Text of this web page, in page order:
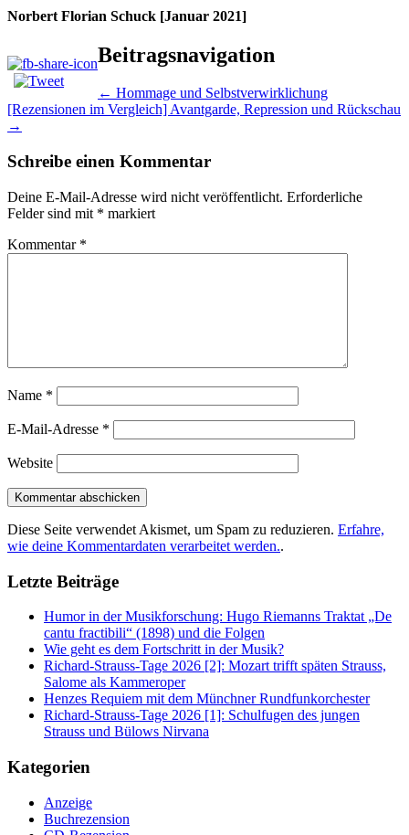
Norbert Florian Schuck [Januar 2021]
Beitragsnavigation
← Hommage und Selbstverwirklichung
[Rezensionen im Vergleich] Avantgarde, Repression und Rückschau
→
Schreibe einen Kommentar
Deine E-Mail-Adresse wird nicht veröffentlicht. Erforderliche
Felder sind mit * markiert
Kommentar *
Name *
E-Mail-Adresse *
Website
Diese Seite verwendet Akismet, um Spam zu reduzieren. Erfahre,
wie deine Kommentardaten verarbeitet werden..
Letzte Beiträge
Humor in der Musikforschung: Hugo Riemanns Traktat „De
cantu fractibili“ (1898) und die Folgen
Wie geht es dem Fortschritt in der Musik?
Richard-Strauss-Tage 2026 [2]: Mozart trifft späten Strauss,
Salome als Kammeroper
Henzes Requiem mit dem Münchner Rundfunkorchester
Richard-Strauss-Tage 2026 [1]: Schulfugen des jungen
Strauss und Bülows Nirvana
Kategorien
Anzeige
Buchrezension